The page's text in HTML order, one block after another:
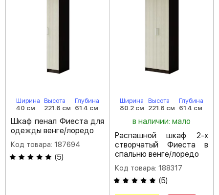
Ширина
40 см
Высота
221.6 см
Глубина
61.4 см
Шкаф пенал Фиеста для
одежды венге/лоредо
Код товара: 187694
(5)
Ширина
80.2 см
Высота
221.6 см
Глубина
61.4 см
в наличии: мало
Распашной шкаф 2-х
створчатый Фиеста в
спальню венге/лоредо
Код товара: 188317
(5)